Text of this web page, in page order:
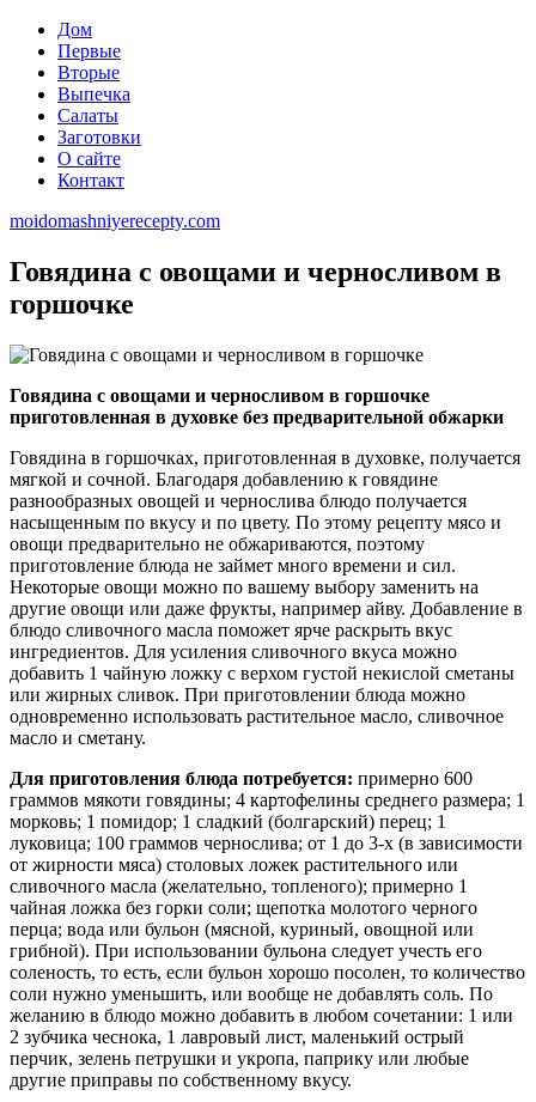
Дом
Первые
Вторые
Выпечка
Салаты
Заготовки
О сайте
Контакт
moidomashniyerecepty.com
Говядина с овощами и черносливом в
горшочке
Говядина с овощами и черносливом в горшочке
приготовленная в духовке без предварительной обжарки
Говядина в горшочках, приготовленная в духовке, получается
мягкой и сочной. Благодаря добавлению к говядине
разнообразных овощей и чернослива блюдо получается
насыщенным по вкусу и по цвету. По этому рецепту мясо и
овощи предварительно не обжариваются, поэтому
приготовление блюда не займет много времени и сил.
Некоторые овощи можно по вашему выбору заменить на
другие овощи или даже фрукты, например айву. Добавление в
блюдо сливочного масла поможет ярче раскрыть вкус
ингредиентов. Для усиления сливочного вкуса можно
добавить 1 чайную ложку с верхом густой некислой сметаны
или жирных сливок. При приготовлении блюда можно
одновременно использовать растительное масло, сливочное
масло и сметану.
Для приготовления блюда потребуется: примерно 600
граммов мякоти говядины; 4 картофелины среднего размера; 1
морковь; 1 помидор; 1 сладкий (болгарский) перец; 1
луковица; 100 граммов чернослива; от 1 до 3-х (в зависимости
от жирности мяса) столовых ложек растительного или
сливочного масла (желательно, топленого); примерно 1
чайная ложка без горки соли; щепотка молотого черного
перца; вода или бульон (мясной, куриный, овощной или
грибной). При использовании бульона следует учесть его
соленость, то есть, если бульон хорошо посолен, то количество
соли нужно уменьшить, или вообще не добавлять соль. По
желанию в блюдо можно добавить в любом сочетании: 1 или
2 зубчика чеснока, 1 лавровый лист, маленький острый
перчик, зелень петрушки и укропа, паприку или любые
другие приправы по собственному вкусу.